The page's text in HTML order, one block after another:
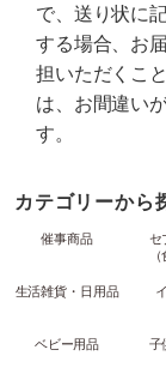
で、送り状に
する場合、お
担いただくこ
は、お間違い
す。
カテゴリーから
催事商品
セ
生活雑貨・日用品
ベビー用品
子